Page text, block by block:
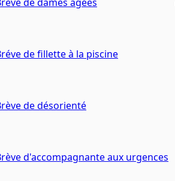
de dames agées
de fillette à la piscine
de désorienté
d'accompagnante aux urgences